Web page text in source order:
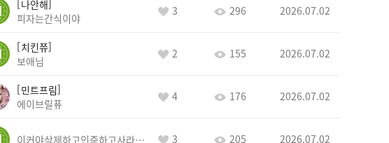
나안해
피자는간식이야
3 296 2026.07.02
치킨쮸
보애님
2 155 2026.07.02
민트프림
에이브릴퓨
4 176 2026.07.02
이커야삭제하고인증하고사라지거라 3 205 2026.07.02